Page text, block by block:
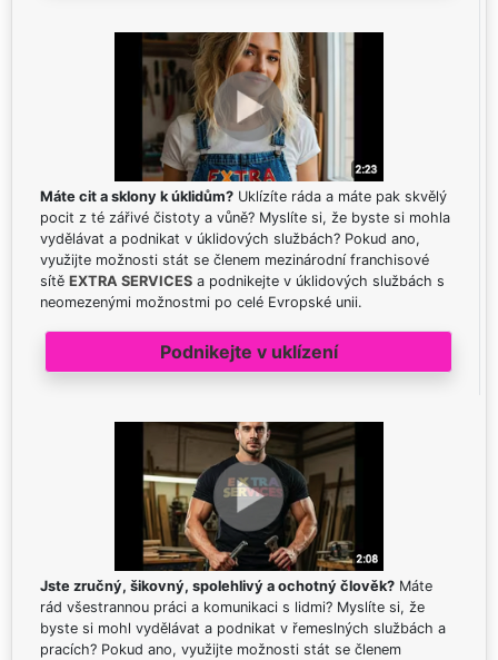
Máte cit a sklony k úklidům? Uklízíte ráda a máte pak skvělý
pocit z té zářivé čistoty a vůně? Myslíte si, že byste si mohla
vydělávat a podnikat v úklidových službách? Pokud ano,
využijte možnosti stát se členem mezinárodní franchisové
sítě EXTRA SERVICES a podnikejte v úklidových službách s
neomezenými možnostmi po celé Evropské unii.
Podnikejte v uklízení
Jste zručný, šikovný, spolehlivý a ochotný člověk? Máte
rád všestrannou práci a komunikaci s lidmi? Myslíte si, že
byste si mohl vydělávat a podnikat v řemeslných službách a
pracích? Pokud ano, využijte možnosti stát se členem